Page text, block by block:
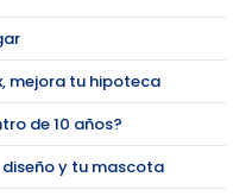
mejora tu hipoteca
de 10 años?
diseño y tu mascota